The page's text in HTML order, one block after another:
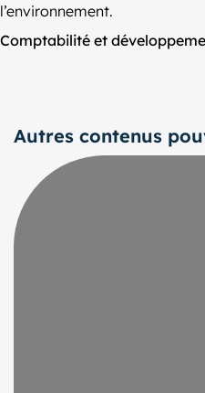
l’environnement.
Comptabilité et
Autres contenus